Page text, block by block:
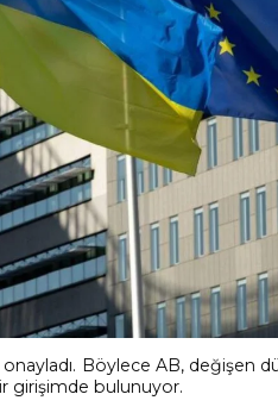
Böylece AB, değişen
girişimde bulunuyor.